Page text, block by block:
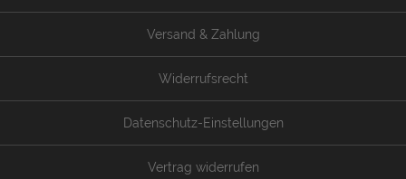
Versand & Zahlung
Widerrufsrecht
Datenschutz-Einstellungen
Vertrag widerrufen